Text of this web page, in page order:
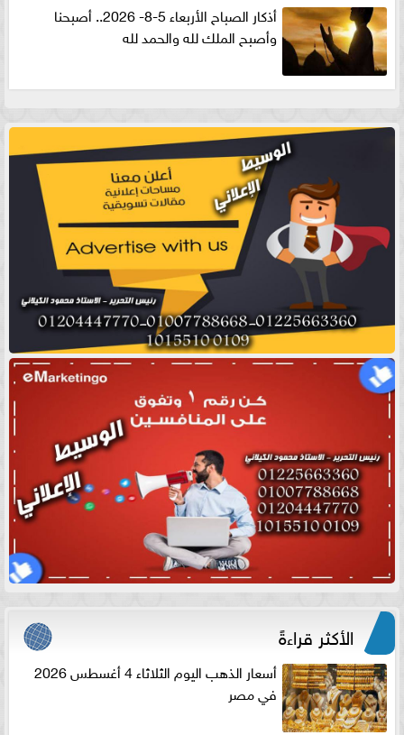
أذكار الصباح الأربعاء 5-8- 2026.. أصبحنا
وأصبح الملك لله والحمد لله
الأكثر قراءةً
أسعار الذهب اليوم الثلاثاء 4 أغسطس 2026
في مصر